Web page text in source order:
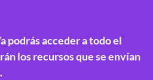
podrás acceder a todo el
los recursos que se envían